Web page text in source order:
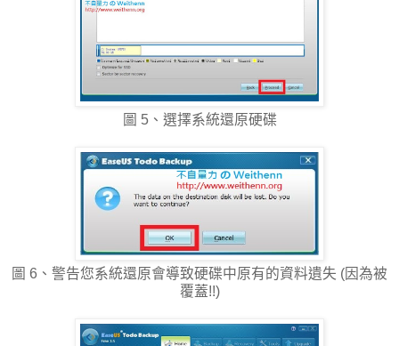
圖 5、選擇系統還原硬碟
圖 6、警告您系統還原會導致硬碟中原有的資料遺失 (因為被
覆蓋!!)